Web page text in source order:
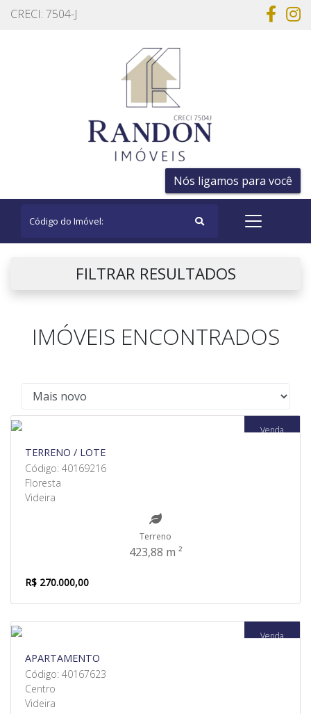
CRECI: 7504-J
Nós ligamos para você
FILTRAR RESULTADOS
IMÓVEIS ENCONTRADOS
Venda
TERRENO / LOTE
Código: 40169216
Floresta
Videira
Terreno
423,88 m ²
R$ 270.000,00
Venda
APARTAMENTO
Código: 40167623
Centro
Videira